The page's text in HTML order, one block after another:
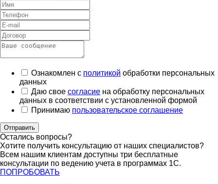
Ознакомлен с политикой обработки персональных
данных
Даю свое согласие на обработку персональных
данных в соответствии с установленной формой
Принимаю пользовательское соглашение
Отправить
Остались вопросы?
Хотите получить консультацию от наших специалистов?
Всем нашим клиентам доступны три бесплатные
консультации по ведению учета в программах 1С.
ПОПРОБОВАТЬ